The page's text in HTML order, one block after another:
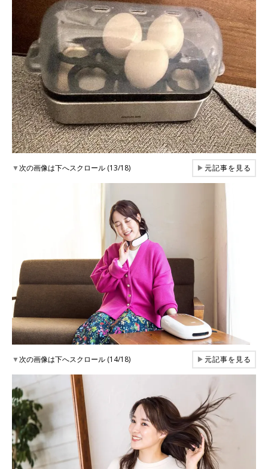
▼次の画像は下へスクロール (13/18) ▶元記事を見る
▼次の画像は下へスクロール (14/18) ▶元記事を見る